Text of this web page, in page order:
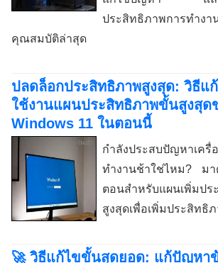
ประสิทธิภาพการทำงา
คุณสมบัติล่าสุด
ปลดล็อกประสิทธิภาพสูงสุด: วิธีแ
ใช้งานแผนประสิทธิภาพขั้นสูงสุด
Windows 11 ในตอนนี้
กำลังประสบปัญหาเค
ทำงานช้าใช่ไหม? ม
ตอนสำหรับแผนเพิ่มป
สูงสุดเพื่อเพิ่มประสิท
🚀 วิธีแก้ไขขั้นสุดยอด: แก้ปัญหา